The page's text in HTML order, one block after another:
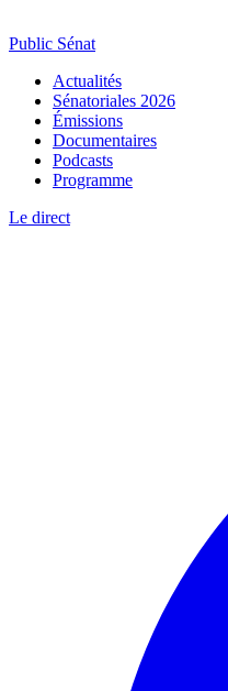
Public Sénat
Actualités
Sénatoriales 2026
Émissions
Documentaires
Podcasts
Programme
Le direct